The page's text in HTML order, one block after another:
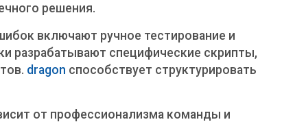
решения.
включают ручное тестирование и
разрабатывают специфические скрипты,
dragon способствует структурировать
от профессионализма команды и